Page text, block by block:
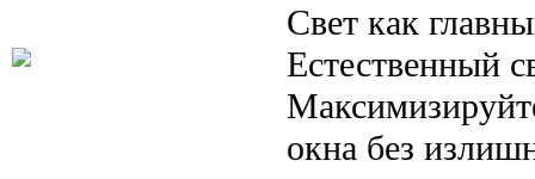
Свет как
Естественный
окна без